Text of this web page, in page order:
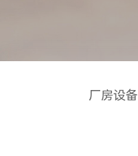
厂房设备